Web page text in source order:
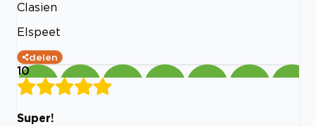
Clasien
Elspeet
delen
10
Super!